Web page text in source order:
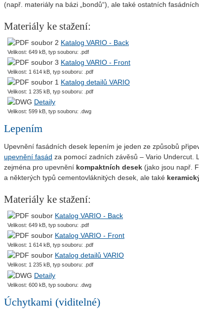
(např. materiály na bázi „bondů“), ale také ostatních
Materiály ke stažení:
Katalog VARIO - Back
Velikost: 649 kB, typ souboru: .pdf
Katalog VARIO - Front
Velikost: 1 614 kB, typ souboru: .pdf
Katalog detailů VARIO
Velikost: 1 235 kB, typ souboru: .pdf
Detaily
Velikost: 599 kB, typ souboru: .dwg
Lepením
Upevnění fasádních desek lepením je jeden ze způsobů
upevnění fasád za pomocí zadních závěsů – Vario Undercut.
zejména pro upevnění kompaktních desek (jako jsou např.
a některých typů cementovláknitých desek, ale také
Materiály ke stažení:
Katalog VARIO - Back
Velikost: 649 kB, typ souboru: .pdf
Katalog VARIO - Front
Velikost: 1 614 kB, typ souboru: .pdf
Katalog detailů VARIO
Velikost: 1 235 kB, typ souboru: .pdf
Detaily
Velikost: 600 kB, typ souboru: .dwg
Úchytkami (viditelné)